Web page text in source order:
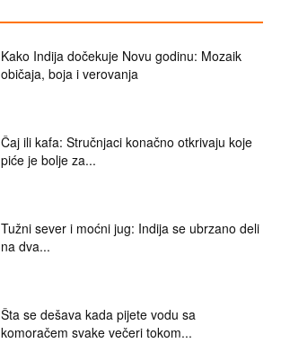
Kako Indija dočekuje Novu godinu: Mozaik
običaja, boja i verovanja
Čaj ili kafa: Stručnjaci konačno otkrivaju koje
piće je bolje za...
Tužni sever i moćni jug: Indija se ubrzano deli
na dva...
Šta se dešava kada pijete vodu sa
komoračem svake večeri tokom...